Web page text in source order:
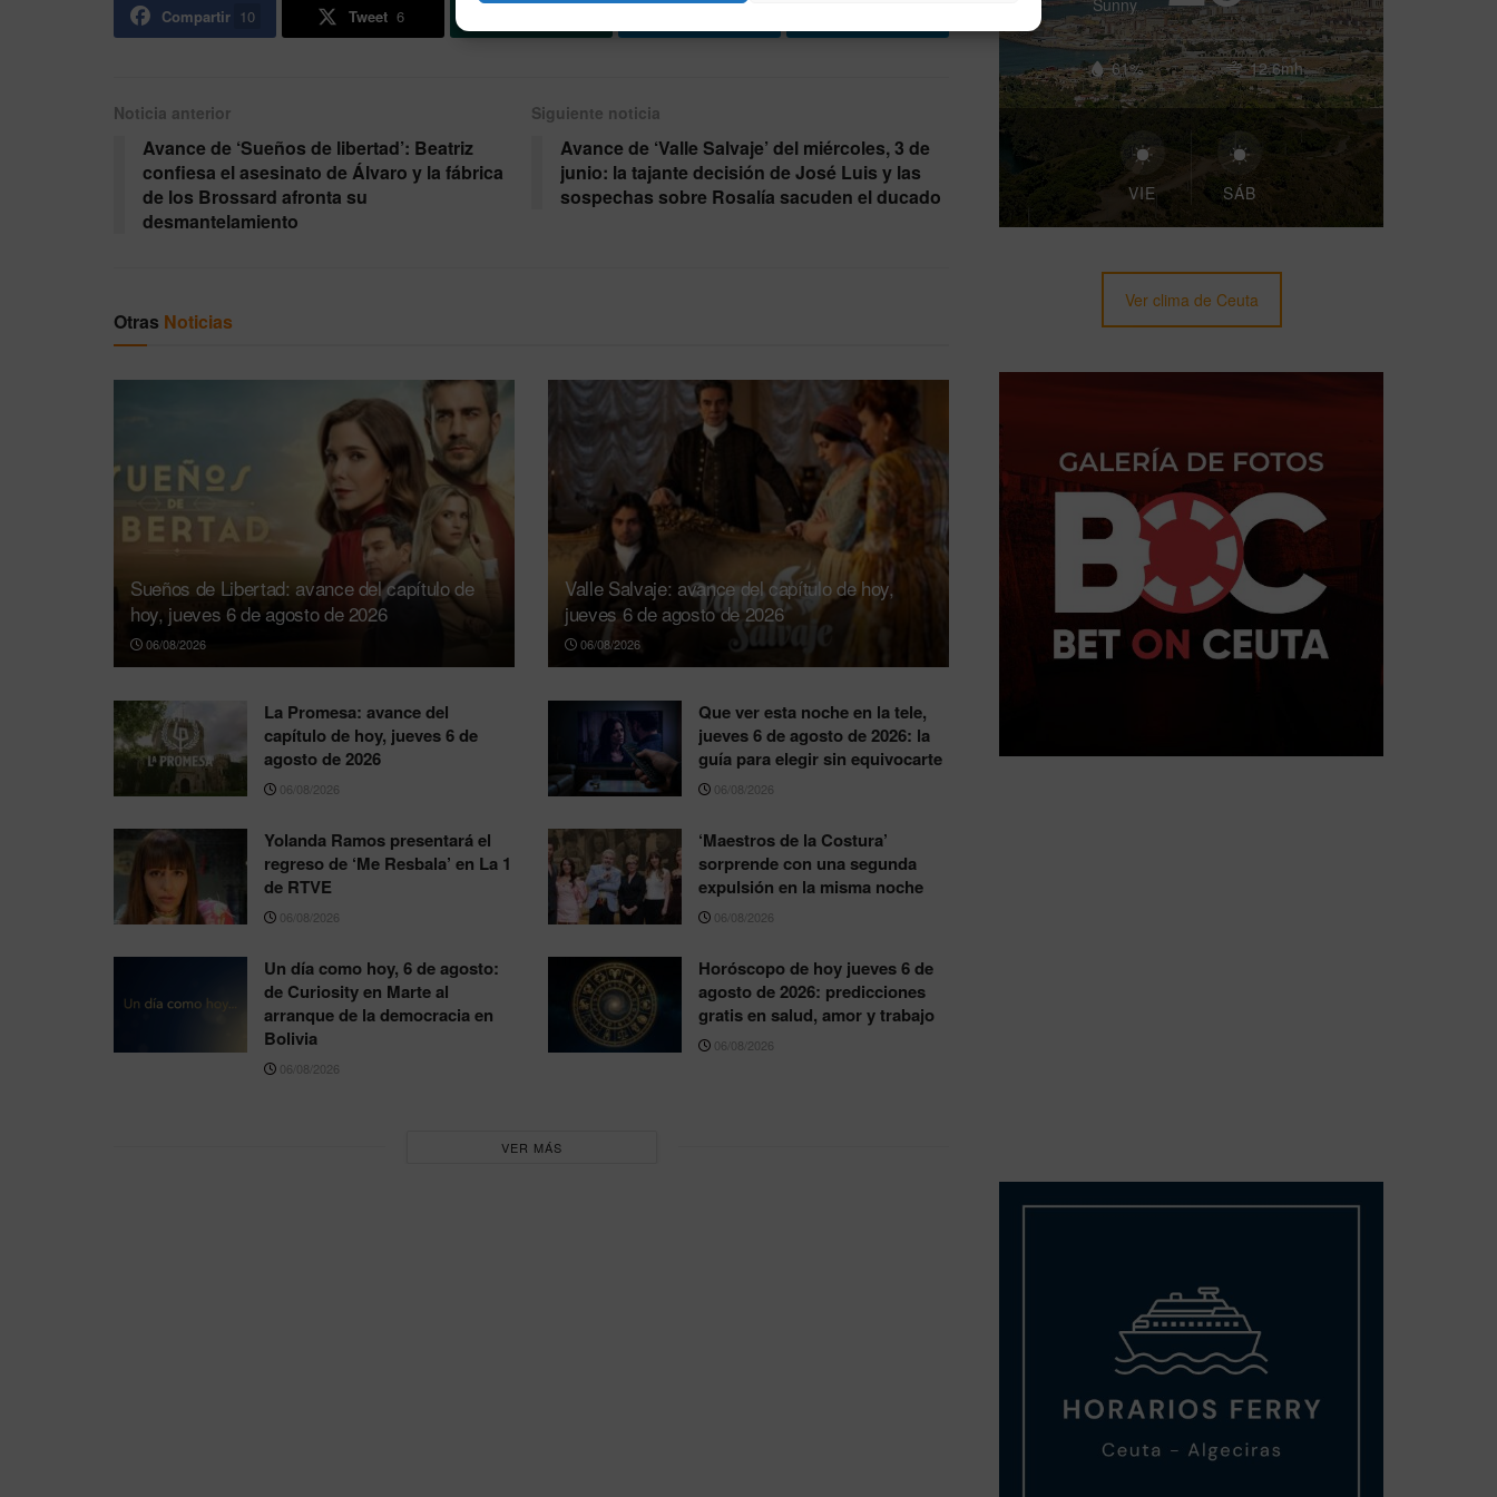
Compartir 10 Tweet 6
Noticia anterior
Avance de ‘Sueños de libertad’: Beatriz
confiesa el asesinato de Álvaro y la fábrica
de los Brossard afronta su
desmantelamiento
Siguiente noticia
Avance de ‘Valle Salvaje’ del miércoles, 3 de
junio: la tajante decisión de José Luis y las
sospechas sobre Rosalía sacuden el ducado
Otras Noticias
Sueños de Libertad: avance del capítulo de
hoy, jueves 6 de agosto de 2026
06/08/2026
Valle Salvaje: avance del capítulo de hoy,
jueves 6 de agosto de 2026
06/08/2026
La Promesa: avance del
capítulo de hoy, jueves 6 de
agosto de 2026
06/08/2026
Que ver esta noche en la tele,
jueves 6 de agosto de 2026: la
guía para elegir sin equivocarte
06/08/2026
Yolanda Ramos presentará el
regreso de ‘Me Resbala’ en La 1
de RTVE
06/08/2026
‘Maestros de la Costura’
sorprende con una segunda
expulsión en la misma noche
06/08/2026
Un día como hoy, 6 de agosto:
de Curiosity en Marte al
arranque de la democracia en
Bolivia
06/08/2026
Horóscopo de hoy jueves 6 de
agosto de 2026: predicciones
gratis en salud, amor y trabajo
06/08/2026
VER MÁS
Sunny
61% 12.6mh
VIE SÁB
Ver clima de Ceuta